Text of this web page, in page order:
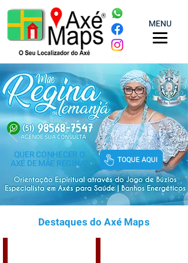
MENU
QUER CONHECER O
AXÉ DE MÃE REGINA? TOQUE AQUI
Destaques do Axé Maps